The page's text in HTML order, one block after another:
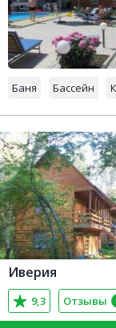
Баня Бассейн
Иверия
9,3 Отзывы